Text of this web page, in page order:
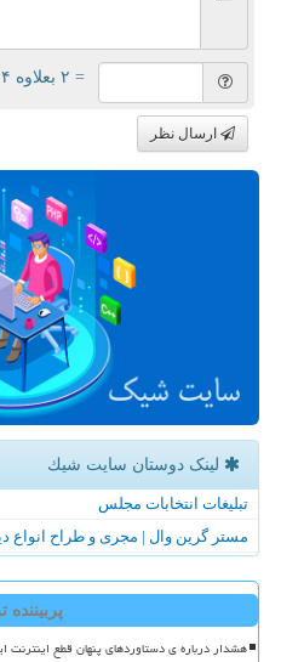
= ۲ بعلاوه ۴
ارسال نظر
لینک دوستان سایت شیك
تبلیغات انتخابات مجلس
مستر گرین وال | مجری و طراح انواع
پربیننده
هشدار درباره ی دستاوردهای پنهان قطع